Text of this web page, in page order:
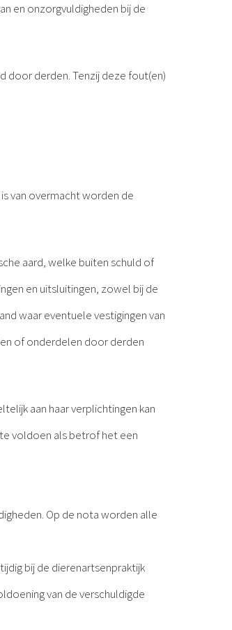
en onzorgvuldigheden bij de
door derden. Tenzij deze fout(en)
van overmacht worden de
aard, welke buiten schuld of
en uitsluitingen, zowel bij de
waar eventuele vestigingen van
of onderdelen door derden
aan haar verplichtingen kan
voldoen als betrof het een
Op de nota worden alle
bij de dierenartsenpraktijk
van de verschuldigde